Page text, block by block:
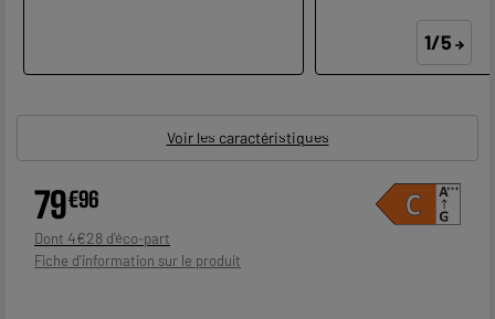
1/5
Voir les caractéristiques
79€96
Dont 4€28
Fiche d'information sur le produit